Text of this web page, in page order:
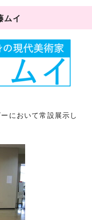
ムイ
において常設展示し